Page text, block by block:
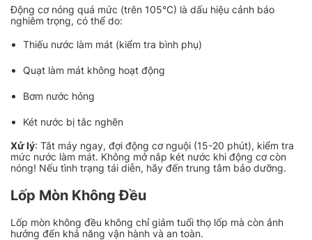
Động cơ nóng quá mức (trên 105°C) là dấu hiệu cảnh báo
nghiêm trọng, có thể do:
Thiếu nước làm mát (kiểm tra bình phụ)
Quạt làm mát không hoạt động
Bơm nước hỏng
Két nước bị tắc nghẽn
Xử lý: Tắt máy ngay, đợi động cơ nguội (15-20 phút), kiểm tra
mức nước làm mát. Không mở nắp két nước khi động cơ còn
nóng! Nếu tình trạng tái diễn, hãy đến trung tâm bảo dưỡng.
Lốp Mòn Không Đều
Lốp mòn không đều không chỉ giảm tuổi thọ lốp mà còn ảnh
hưởng đến khả năng vận hành và an toàn.